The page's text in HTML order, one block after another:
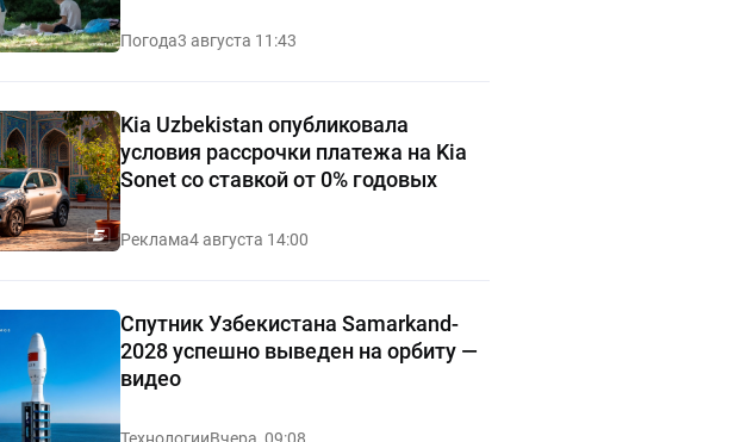
Погода3 августа 11:43
Kia Uzbekistan опубликовала
условия рассрочки платежа на Kia
Sonet со ставкой от 0% годовых
Реклама4 августа 14:00
Спутник Узбекистана Samarkand-
2028 успешно выведен на орбиту —
видео
ТехнологииВчера, 09:08